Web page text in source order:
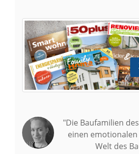
"Die Baufamilien
einen
Welt des